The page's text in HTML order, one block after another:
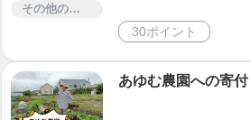
その他のサービス
30ポイント
あゆむ農園への寄付